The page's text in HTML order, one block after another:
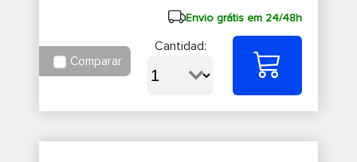
Envio grátis em 24/48h
Comparar
Cantidad: